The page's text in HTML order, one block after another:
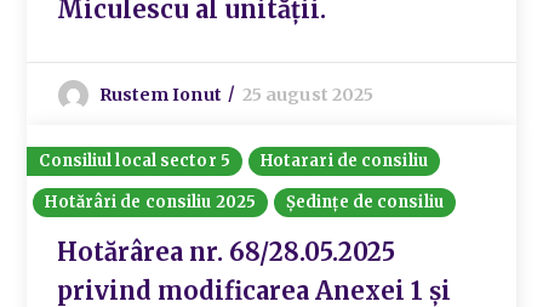
Miculescu al unității.
Rustem Ionut 25 august 2025
Consiliul local sector 5
Hotarari de consiliu
Hotărâri de consiliu 2025
Ședințe de consiliu
Hotărârea nr. 68/28.05.2025
privind modificarea Anexei 1 și